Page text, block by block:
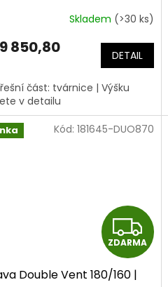
R
M
A
Skladem (>30 ks)
850,80 DETAIL
část: tvárnice | Výšku
v detailu
Z
D
ZDARMA
Double Vent 180/160 |
Kód: 181645-DUO870